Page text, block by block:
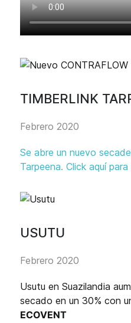
TIMBERLINK
Febrero 2020
Se abre un nuevo
Tarpeena. Click aquí
USUTU
Febrero 2020
Usutu en Suazilandia
secado en un 30% con
ECOVENT